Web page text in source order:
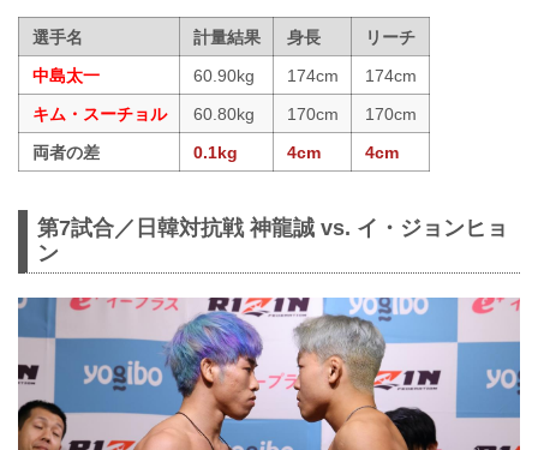
選手名 計量結果 身長
リーチ
中島太一
60.90kg 174cm
174cm
キム・スーチョル
60.80kg 170cm
170cm
両者の差
0.1kg 4cm 4cm
第7試合／⽇韓対抗戦 神龍誠 vs. イ・ジョンヒョ
ン